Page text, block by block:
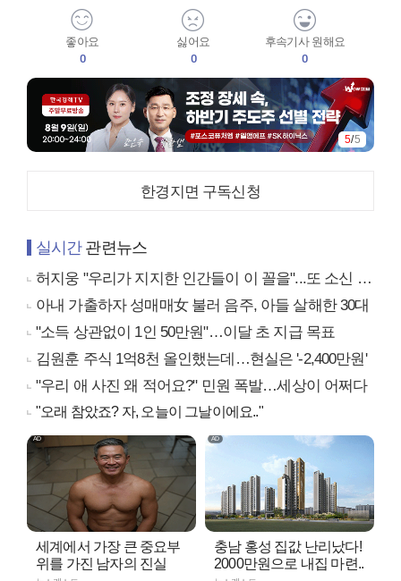
좋아요
0
싫어요
0
후속기사 원해요
0
5/5
한경지면 구독신청
실시간관련뉴스
허지웅 "우리가 지지한 인간들이 이 꼴을"...또 소신 발언
아내 가출하자 성매매女 불러 음주, 아들 살해한 30대
"소득 상관없이 1인 50만원"…이달 초 지급 목표
김원훈 주식 1억8천 올인했는데…현실은 '-2,400만원'
"우리 애 사진 왜 적어요?" 민원 폭발…세상이 어쩌다
"오래 참았죠? 자, 오늘이 그날이에요.."
세계에서 가장 큰 중요부
위를 가진 남자의 진실
충남 홍성 집값 난리났다!
2000만원으로 내집 마련..